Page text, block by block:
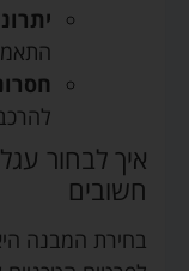
חשובים
בחירת המבנה